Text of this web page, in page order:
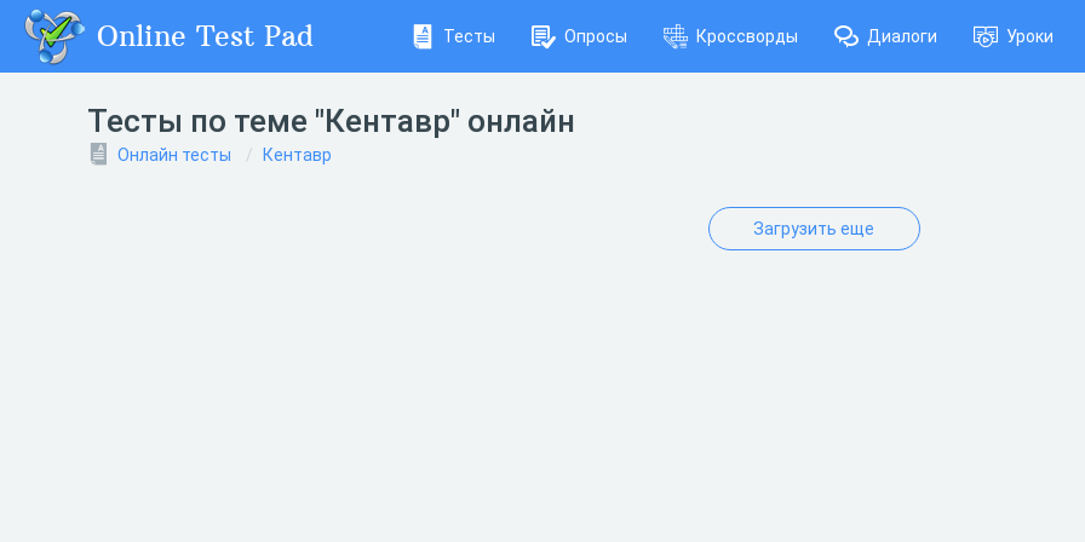
Online Test Pad Тесты Опросы Кроссворды Диалоги Уроки
Тесты по теме "Кентавр" онлайн
Онлайн тесты Кентавр
Загрузить еще